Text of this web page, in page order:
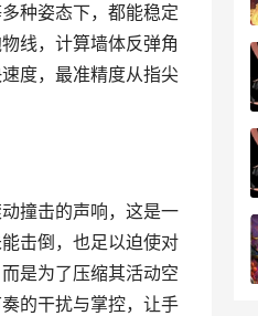
种姿态下，都能稳定
线，计算墙体反弹角
度，最准精度从指尖
撞击的声响，这是一
击倒，也足以迫使对
是为了压缩其活动空
的干扰与掌控，让手